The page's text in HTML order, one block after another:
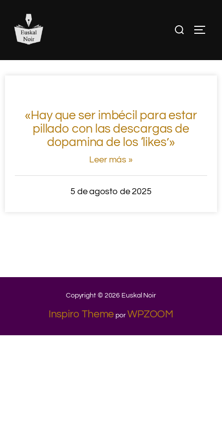
«Hay que ser imbécil para estar
pillado con las descargas de
dopamina de los ‘likes’»
Leer más »
5 de agosto de 2025
Copyright © 2026 Euskal Noir
Inspiro Theme por WPZOOM